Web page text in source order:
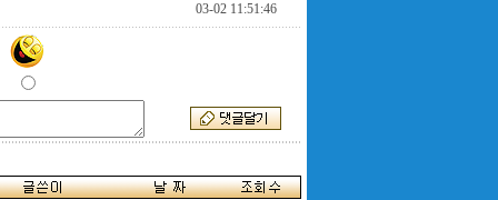
03-02 11:51:46